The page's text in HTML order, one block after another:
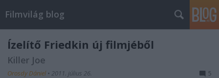
Filmvilág blog
Ízelítő Friedkin új filmjéből
Killer Joe
Orosdy Dániel • 2011. július 26. 5